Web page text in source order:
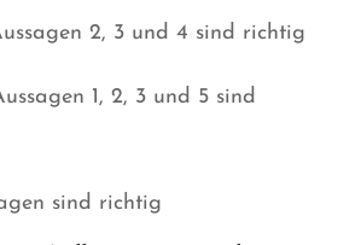
2, 3 und 4 sind richtig
1, 2, 3 und 5 sind
sind richtig